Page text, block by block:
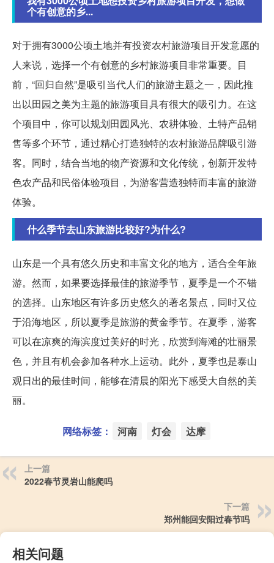
个有创意的乡...
对于拥有3000公顷土地并有投资农村旅游项目开发意愿的
人来说，选择一个有创意的乡村旅游项目非常重要。目
前，“回归自然”是吸引当代人们的旅游主题之一，因此推
出以田园之美为主题的旅游项目具有很大的吸引力。在这
个项目中，你可以规划田园风光、农耕体验、土特产品销
售等多个环节，通过精心打造独特的农村旅游品牌吸引游
客。同时，结合当地的物产资源和文化传统，创新开发特
色农产品和民俗体验项目，为游客营造独特而丰富的旅游
体验。
什么季节去山东旅游比较好?为什么?
山东是一个具有悠久历史和丰富文化的地方，适合全年旅
游。然而，如果要选择最佳的旅游季节，夏季是一个不错
的选择。山东地区有许多历史悠久的著名景点，同时又位
于沿海地区，所以夏季是旅游的黄金季节。在夏季，游客
可以在凉爽的海滨度过美好的时光，欣赏到海滩的壮丽景
色，并且有机会参加各种水上运动。此外，夏季也是泰山
观日出的最佳时间，能够在清晨的阳光下感受大自然的美
丽。
网络标签： 河南 灯会 达摩
上一篇
2022春节灵岩山能爬吗
下一篇
郑州能回安阳过春节吗
相关问题